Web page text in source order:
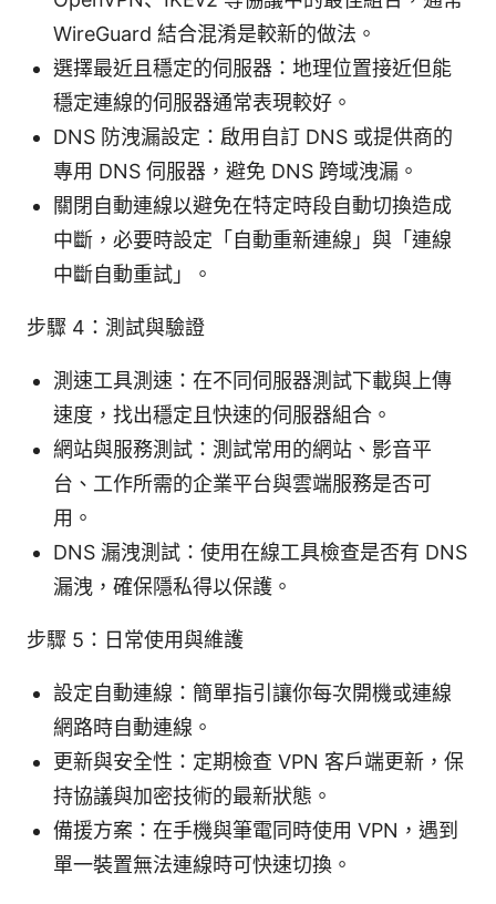
WireGuard 結合混淆是較新的做法。
選擇最近且穩定的伺服器：地理位置接近但能
穩定連線的伺服器通常表現較好。
DNS 防洩漏設定：啟用自訂 DNS 或提供商的
專用 DNS 伺服器，避免 DNS 跨域洩漏。
關閉自動連線以避免在特定時段自動切換造成
中斷，必要時設定「自動重新連線」與「連線
中斷自動重試」。
步驟 4：測試與驗證
測速工具測速：在不同伺服器測試下載與上傳
速度，找出穩定且快速的伺服器組合。
網站與服務測試：測試常用的網站、影音平
台、工作所需的企業平台與雲端服務是否可
用。
DNS 漏洩測試：使用在線工具檢查是否有 DNS
漏洩，確保隱私得以保護。
步驟 5：日常使用與維護
設定自動連線：簡單指引讓你每次開機或連線
網路時自動連線。
更新與安全性：定期檢查 VPN 客戶端更新，保
持協議與加密技術的最新狀態。
備援方案：在手機與筆電同時使用 VPN，遇到
單一裝置無法連線時可快速切換。